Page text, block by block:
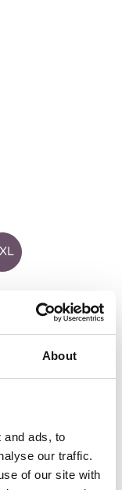
About
and ads, to
our traffic.
of our site with